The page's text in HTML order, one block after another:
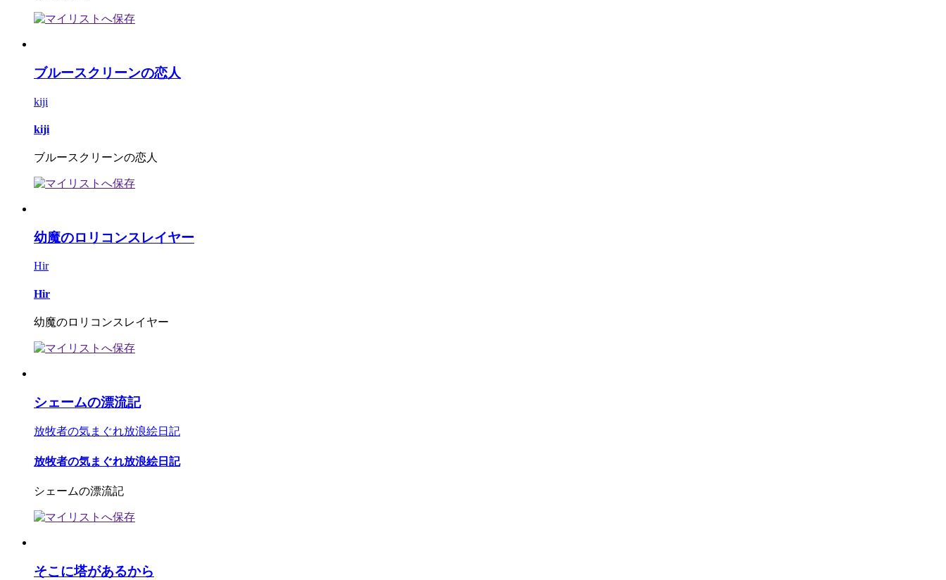
ブルースクリーンの恋人
kiji
kiji
ブルースクリーンの恋人
幼魔のロリコンスレイヤー
Hir
Hir
幼魔のロリコンスレイヤー
シェームの漂流記
放牧者の気まぐれ放浪絵日記
放牧者の気まぐれ放浪絵日記
シェームの漂流記
そこに塔があるから